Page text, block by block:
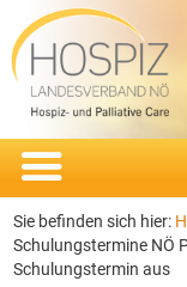

Sie befinden sich hier:
Schulungstermine NÖ
Schulungstermin aus